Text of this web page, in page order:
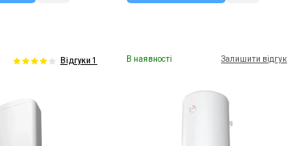
Відгуки 1 В наявності Залишити відгук